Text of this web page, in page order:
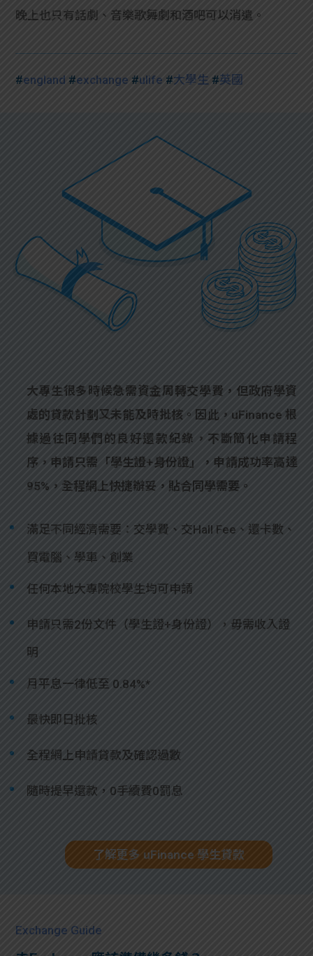
晚上也只有話劇、音樂歌舞劇和酒吧可以消遣。
#england #exchange #ulife #大學生 #英國
大專生很多時候急需資金周轉交學費，但政府學資
處的貸款計劃又未能及時批核。因此，uFinance 根
據過往同學們的良好還款紀錄，不斷簡化申請程
序，申請只需「學生證+身份證」，申請成功率高達
95%，全程網上快捷辦妥，貼合同學需要。
滿足不同經濟需要：交學費、交Hall Fee、還卡數、
買電腦、學車、創業
任何本地大專院校學生均可申請
申請只需2份文件（學生證+身份證），毋需收入證
明
月平息一律低至 0.84%*
最快即日批核
全程網上申請貸款及確認過數
隨時提早還款，0手續費0罰息
了解更多 uFinance 學生貸款
Exchange Guide